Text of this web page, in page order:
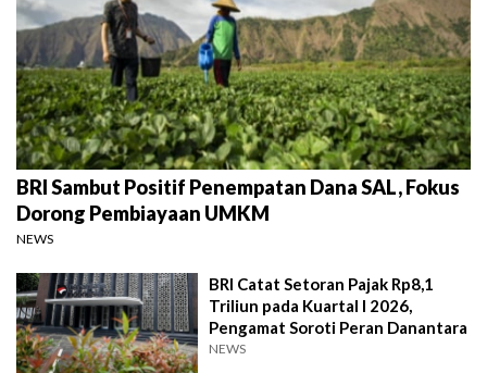
BRI Sambut Positif Penempatan Dana SAL, Fokus
Dorong Pembiayaan UMKM
NEWS
BRI Catat Setoran Pajak Rp8,1
Triliun pada Kuartal I 2026,
Pengamat Soroti Peran Danantara
NEWS